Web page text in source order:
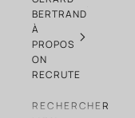
BERTRAND
À
PROPOS
ON
RECRUTE
RECHERCHER